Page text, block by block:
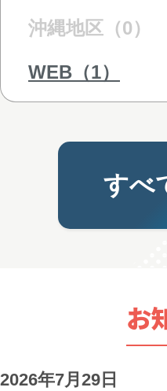
沖縄地区（0）
WEB（1）
すべ
お
2026年7月29日